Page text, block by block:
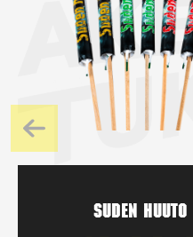
Suden huuto